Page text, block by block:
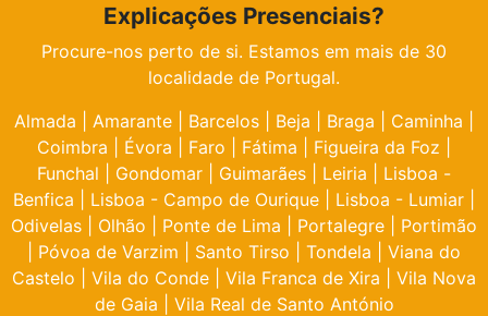
Explicações Presenciais?
Procure-nos perto de si. Estamos em mais de 30
localidade de Portugal.
Almada
Amarante Barcelos Beja Braga Caminha
Coimbra
Évora Faro Fátima Figueira da Foz
Funchal
Gondomar Guimarães Leiria
Lisboa -
Benfica
Lisboa - Campo de Ourique Lisboa - Lumiar
Odivelas
Olhão Ponte de Lima Portalegre
Portimão
Póvoa de Varzim Santo Tirso Tondela
Viana do
Castelo
Vila do Conde Vila Franca de Xira
Vila Nova
de Gaia
Vila Real de Santo António